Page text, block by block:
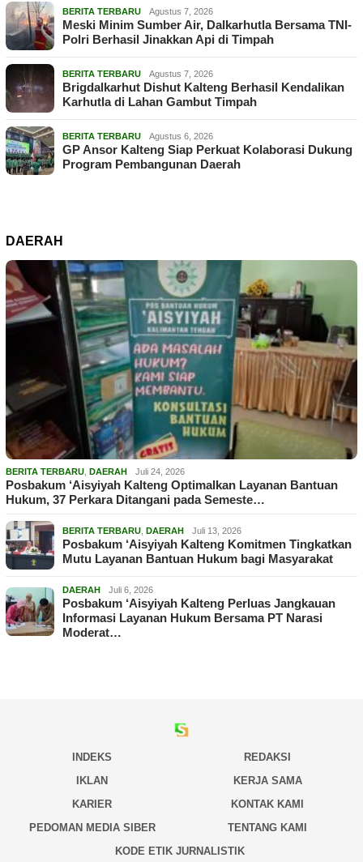
BERITA TERBARU Agustus 7, 2026
Meski Minim Sumber Air, Dalkarhutla Bersama TNI-
Polri Berhasil Jinakkan Api di Timpah
BERITA TERBARU Agustus 7, 2026
Brigdalkarhut Dishut Kalteng Berhasil Kendalikan
Karhutla di Lahan Gambut Timpah
BERITA TERBARU Agustus 6, 2026
GP Ansor Kalteng Siap Perkuat Kolaborasi Dukung
Program Pembangunan Daerah
DAERAH
BERITA TERBARU DAERAH Juli 24, 2026
Posbakum ‘Aisyiyah Kalteng Optimalkan Layanan Bantuan
Hukum, 37 Perkara Ditangani pada Semeste…
BERITA TERBARU DAERAH Juli 13, 2026
Posbakum ‘Aisyiyah Kalteng Komitmen Tingkatkan
Mutu Layanan Bantuan Hukum bagi Masyarakat
DAERAH Juli 6, 2026
Posbakum ‘Aisyiyah Kalteng Perluas Jangkauan
Informasi Layanan Hukum Bersama PT Narasi
Moderat…
INDEKS
REDAKSI
IKLAN
KERJA SAMA
KARIER
KONTAK KAMI
PEDOMAN MEDIA SIBER
TENTANG KAMI
KODE ETIK JURNALISTIK